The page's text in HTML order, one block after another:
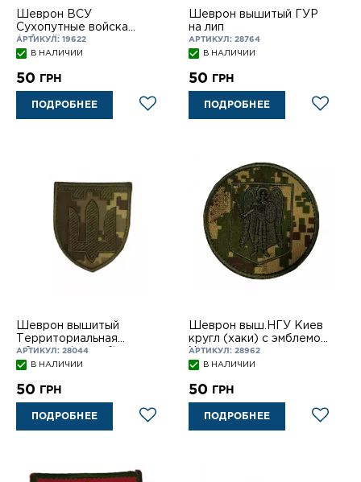
Шеврон ВСУ
Сухопутные войска
(общий) на липучке
АРТИКУЛ: 19622
В НАЛИЧИИ
50 ГРН
ПОДРОБНЕЕ
Шеврон вышитый ГУР
на лип
АРТИКУЛ: 28764
В НАЛИЧИИ
50 ГРН
ПОДРОБНЕЕ
Шеврон вышитый
Территориальная
оборона (тризуб) на
липучке PIXEL
АРТИКУЛ: 28044
В НАЛИЧИИ
50 ГРН
ПОДРОБНЕЕ
Шеврон выш.НГУ Киев
кругл (хаки) с эмблемой,
Хищник, на липуч.
АРТИКУЛ: 28962
В НАЛИЧИИ
50 ГРН
ПОДРОБНЕЕ